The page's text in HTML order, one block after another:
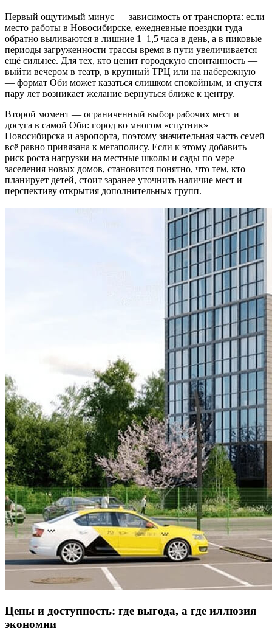
Первый ощутимый минус — зависимость от транспорта: если
место работы в Новосибирске, ежедневные поездки туда
обратно выливаются в лишние 1–1,5 часа в день, а в пиковые
периоды загруженности трассы время в пути увеличивается
ещё сильнее. Для тех, кто ценит городскую спонтанность —
выйти вечером в театр, в крупный ТРЦ или на набережную
— формат Оби может казаться слишком спокойным, и спустя
пару лет возникает желание вернуться ближе к центру.
Второй момент — ограниченный выбор рабочих мест и
досуга в самой Оби: город во многом «спутник»
Новосибирска и аэропорта, поэтому значительная часть семей
всё равно привязана к мегаполису. Если к этому добавить
риск роста нагрузки на местные школы и сады по мере
заселения новых домов, становится понятно, что тем, кто
планирует детей, стоит заранее уточнить наличие мест и
перспективу открытия дополнительных групп.
Цены и доступность: где выгода, а где иллюзия
экономии